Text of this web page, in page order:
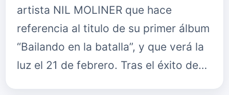
artista NIL MOLINER que hace
referencia al titulo de su primer álbum
“Bailando en la batalla”, y que verá la
luz el 21 de febrero. Tras el éxito de